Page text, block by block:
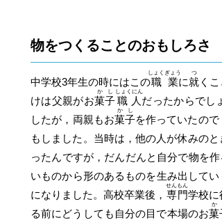
物をつくることのおもしろさ
中学校3年生の時にはこの職業
しょくぎょう
に就
つ
く
けは父親がお菓子
かし
職人
しょくにん
だったからでし
したが，両親もお菓子
かし
を作っていたので
もしました。当時は，他の人が休みのと
ったんですが，だんだんと自分で物を
いものから形のあるものを生み出してい
になりました。高校卒業後， 専門
せんもん
学校に
る前にどうしても自分の目で本場のお菓
か